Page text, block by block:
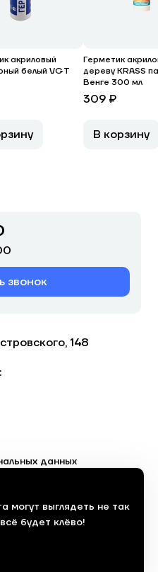
акриловый
белый VGT
Герметик
дереву KRASS
Венге 300 мл
309 ₽
В корзину
звонок
148
данных
сеть «Колесо»
могут выглядеть не так
будет клёво!